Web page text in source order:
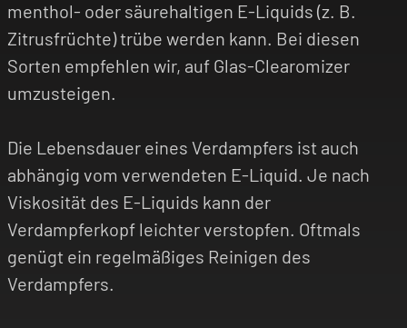
menthol- oder säurehaltigen E-Liquids (z. B.
Zitrusfrüchte) trübe werden kann. Bei diesen
Sorten empfehlen wir, auf Glas-Clearomizer
umzusteigen.
Die Lebensdauer eines Verdampfers ist auch
abhängig vom verwendeten E-Liquid. Je nach
Viskosität des E-Liquids kann der
Verdampferkopf leichter verstopfen. Oftmals
genügt ein regelmäßiges Reinigen des
Verdampfers.